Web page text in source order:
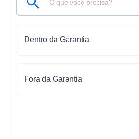
Dentro da Garantia
Fora da Garantia